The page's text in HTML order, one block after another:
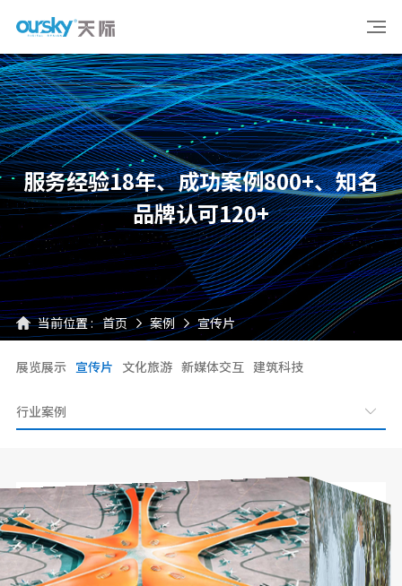
服务经验18年、成功案例800+、知名
品牌认可120+
当前位置 : 首页 案例 宣传片
展览展示 宣传片 文化旅游 新媒体交互 建筑科技